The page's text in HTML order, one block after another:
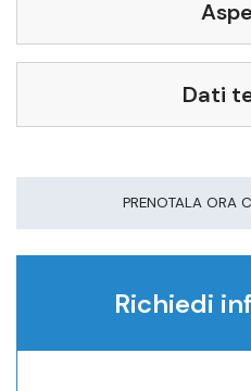
Dati
PRENOTALA ORA
Richiedi